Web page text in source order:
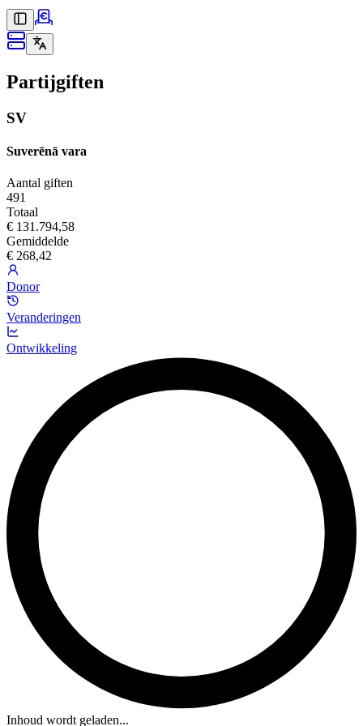
Partijgiften
SV
Suverēnā vara
Aantal giften
491
Totaal
€ 131.794,58
Gemiddelde
€ 268,42
Donor
Veranderingen
Ontwikkeling
Inhoud wordt geladen...